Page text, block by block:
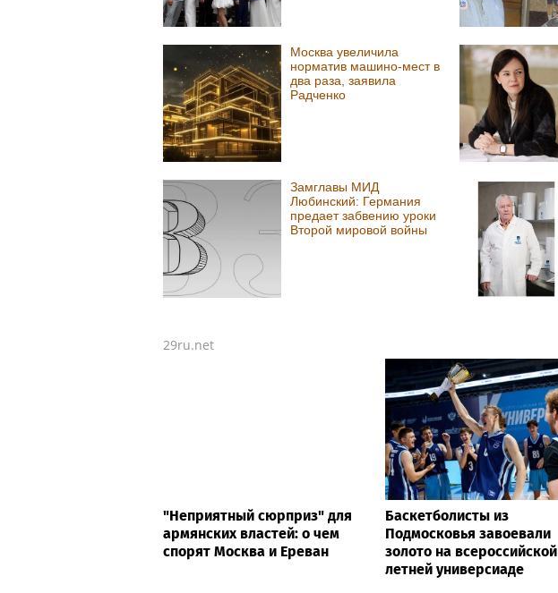
Москва увеличила
норматив машино-мест в
два раза, заявила
Радченко
Замглавы МИД
Любинский: Германия
предает забвению уроки
Второй мировой войны
29ru.net
"Неприятный сюрприз" для
армянских властей: о чем
спорят Москва и Ереван
Баскетболисты из
Подмосковья завоевали
золото на всероссийской
летней универсиаде